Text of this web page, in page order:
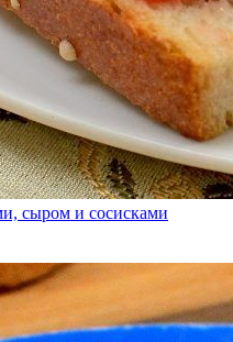
сыром и сосисками